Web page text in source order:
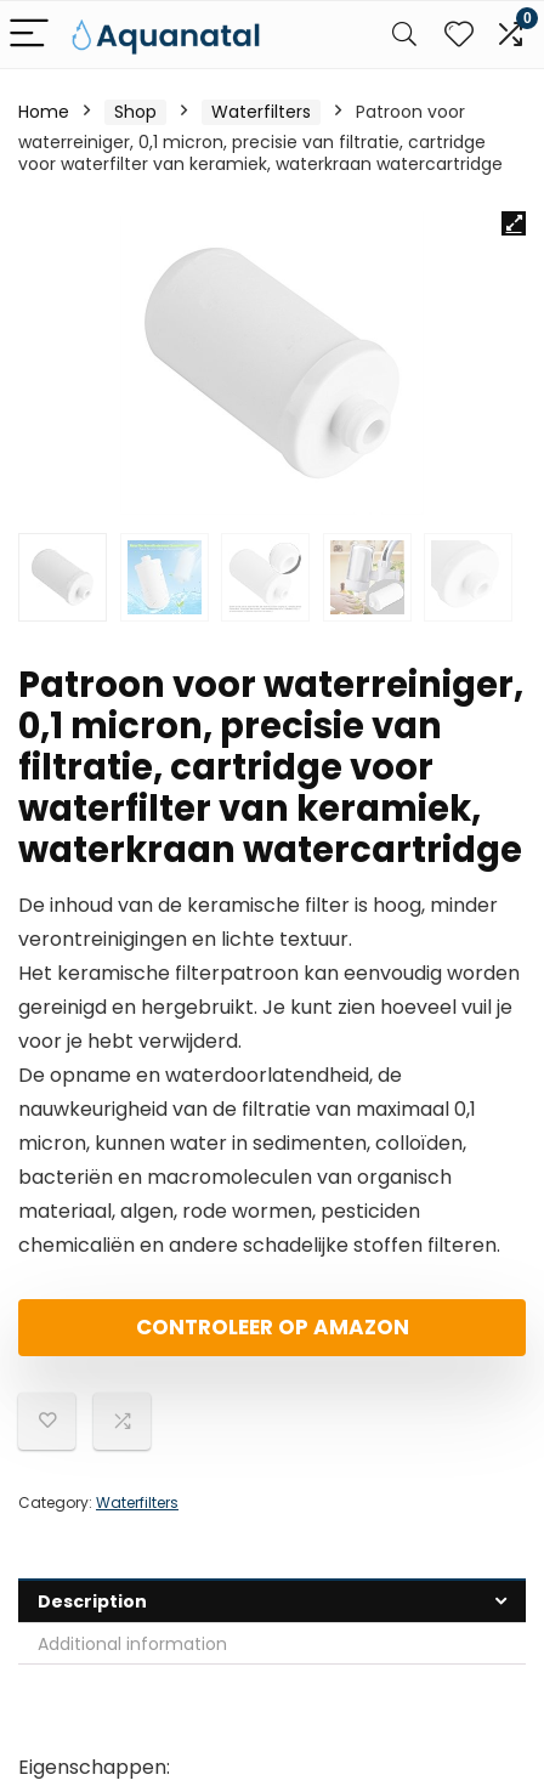
0
Home Shop Waterfilters
Patroon voor
waterreiniger, 0,1 micron, precisie van filtratie, cartridge
voor waterfilter van keramiek, waterkraan watercartridge
Patroon voor waterreiniger,
0,1 micron, precisie van
filtratie, cartridge voor
waterfilter van keramiek,
waterkraan watercartridge
De inhoud van de keramische filter is hoog, minder
verontreinigingen en lichte textuur.
Het keramische filterpatroon kan eenvoudig worden
gereinigd en hergebruikt. Je kunt zien hoeveel vuil je
voor je hebt verwijderd.
De opname en waterdoorlatendheid, de
nauwkeurigheid van de filtratie van maximaal 0,1
micron, kunnen water in sedimenten, colloïden,
bacteriën en macromoleculen van organisch
materiaal, algen, rode wormen, pesticiden
chemicaliën en andere schadelijke stoffen filteren.
CONTROLEER OP AMAZON
Category: Waterfilters
Description
Additional information
Eigenschappen: